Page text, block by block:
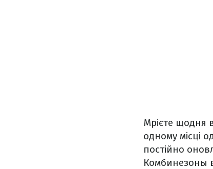
Мрієте щодня
одному місці
постійно
Комбинезоны